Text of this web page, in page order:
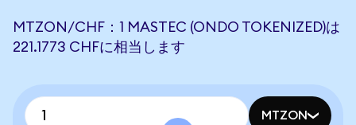
MTZON/CHF：1 MASTEC (ONDO TOKENIZED)は
221.1773 CHFに相当します
MTZON